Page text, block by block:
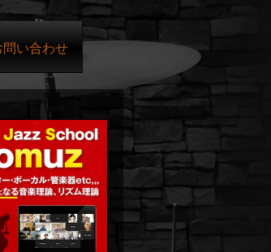
問い合わせ